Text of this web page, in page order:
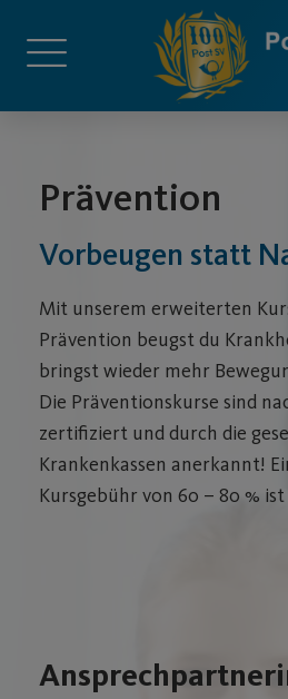
Prävention
Vorbeugen statt
Mit unserem erweiterten
Prävention beugst du
bringst wieder mehr
Die Präventionskurse sind
zertifiziert und durch die
Krankenkassen anerkannt!
Kursgebühr von 60 – 80 %